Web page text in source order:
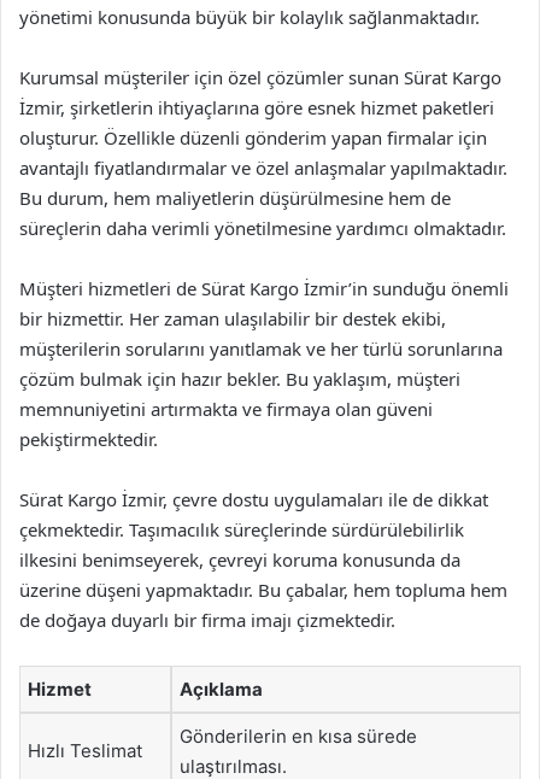
yönetimi konusunda büyük bir kolaylık sağlanmaktadır.
Kurumsal müşteriler için özel çözümler sunan Sürat Kargo
İzmir, şirketlerin ihtiyaçlarına göre esnek hizmet paketleri
oluşturur. Özellikle düzenli gönderim yapan firmalar için
avantajlı fiyatlandırmalar ve özel anlaşmalar yapılmaktadır.
Bu durum, hem maliyetlerin düşürülmesine hem de
süreçlerin daha verimli yönetilmesine yardımcı olmaktadır.
Müşteri hizmetleri de Sürat Kargo İzmir’in sunduğu önemli
bir hizmettir. Her zaman ulaşılabilir bir destek ekibi,
müşterilerin sorularını yanıtlamak ve her türlü sorunlarına
çözüm bulmak için hazır bekler. Bu yaklaşım, müşteri
memnuniyetini artırmakta ve firmaya olan güveni
pekiştirmektedir.
Sürat Kargo İzmir, çevre dostu uygulamaları ile de dikkat
çekmektedir. Taşımacılık süreçlerinde sürdürülebilirlik
ilkesini benimseyerek, çevreyi koruma konusunda da
üzerine düşeni yapmaktadır. Bu çabalar, hem topluma hem
de doğaya duyarlı bir firma imajı çizmektedir.
Hizmet Açıklama
Hızlı Teslimat
Gönderilerin en kısa sürede
ulaştırılması.